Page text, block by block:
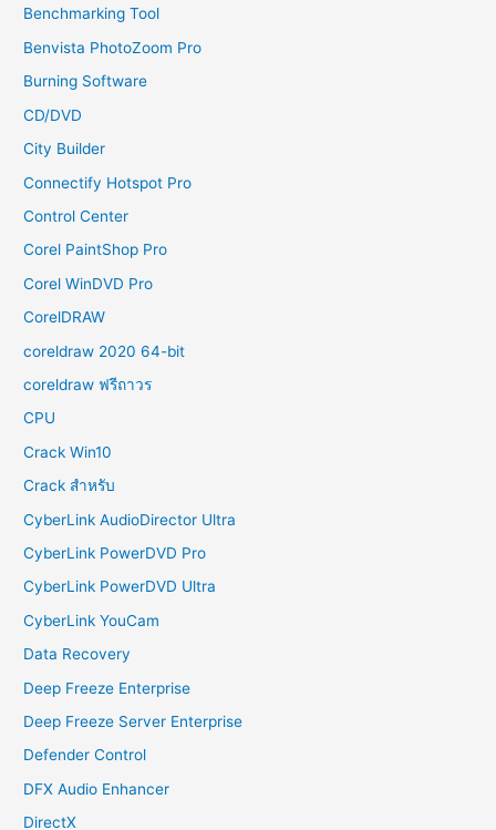
Benchmarking Tool
Benvista PhotoZoom Pro
Burning Software
CD/DVD
City Builder
Connectify Hotspot Pro
Control Center
Corel PaintShop Pro
Corel WinDVD Pro
CorelDRAW
coreldraw 2020 64-bit
coreldraw ฟรีถาวร
CPU
Crack Win10
Crack สำหรับ
CyberLink AudioDirector Ultra
CyberLink PowerDVD Pro
CyberLink PowerDVD Ultra
CyberLink YouCam
Data Recovery
Deep Freeze Enterprise
Deep Freeze Server Enterprise
Defender Control
DFX Audio Enhancer
DirectX